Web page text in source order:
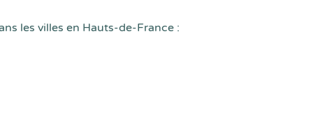
les villes en Hauts-de-France :